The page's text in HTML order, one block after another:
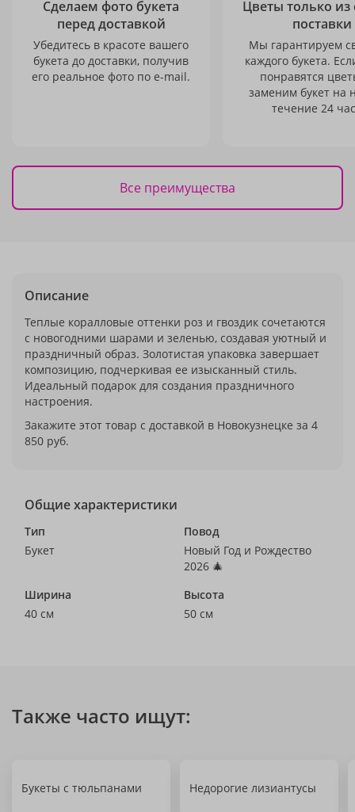
Сделаем фото букета
перед доставкой
Убедитесь в красоте вашего
букета до доставки, получив
его реальное фото по e-mail.
Цветы только из
поставки
Мы гарантируем
каждого букета.
понравятся
заменим букет на
течение 24
Все преимущества
Описание
Теплые коралловые оттенки роз и гвоздик сочетаются
с новогодними шарами и зеленью, создавая уютный и
праздничный образ. Золотистая упаковка завершает
композицию, подчеркивая ее изысканный стиль.
Идеальный подарок для создания праздничного
настроения.
Закажите этот товар с доставкой в Новокузнецке за 4
850 руб.
Общие характеристики
Тип
Букет
Повод
Новый Год и Рождество
2026 🎄
Ширина
40 см
Высота
50 см
Также часто ищут:
Букеты с тюльпанами Недорогие лизиантусы